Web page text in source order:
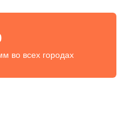
во всех городах